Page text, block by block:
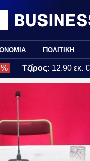
ΠΟΛΙΤΙΚΗ
Τζίρος: 12.90 εκ. €